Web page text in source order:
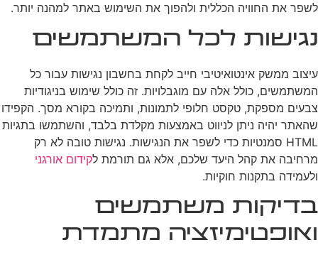
לשפר את החוויה הכללית ולהפוך את השימוש באתר למהנה יותר.
נגישות לכל המשתמשים
עיצוב ממשק אינטואיטיבי חייב לקחת בחשבון נגישות עבור כל
המשתמשים, כולל אלה עם מוגבלויות. זה כולל שימוש בניגודיות
צבעים מספקת, טקסט חלופי לתמונות, ותמיכה בקורא מסך. הקפידו
שהאתר יהיה ניתן לניווט באמצעות מקלדת בלבד, והשתמשו בתגיות
HTML סמנטיות כדי לשפר את הנגישות. נגישות טובה לא רק
מרחיבה את קהל היעד שלכם, אלא גם תורמת לקידום אורגני
ולעמידה בתקנות חוקיות.
בדיקות משתמשים
ואופטימיזציה מתמדת